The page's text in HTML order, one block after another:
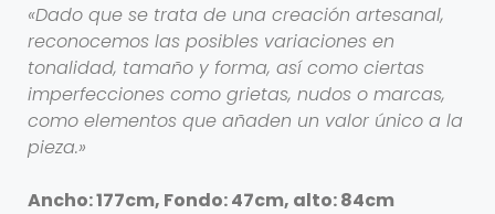
«Dado que se trata de una creación artesanal,
reconocemos las posibles variaciones en
tonalidad, tamaño y forma, así como ciertas
imperfecciones como grietas, nudos o marcas,
como elementos que añaden un valor único a la
pieza.»
Ancho: 177cm, Fondo: 47cm, alto: 84cm